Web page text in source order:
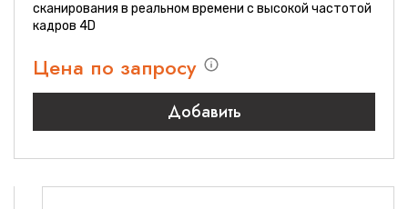
сканирования в реальном времени с высокой частотой
кадров 4D
Цена по запросу
Добавить